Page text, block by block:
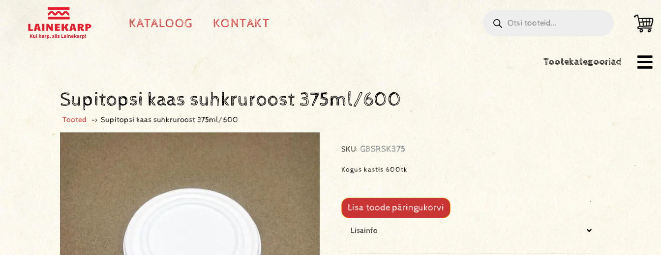
KATALOOG KONTAKT
Tootekategooriad
Supitopsi kaas suhkruroost 375ml/600
Tooted -> Supitopsi kaas suhkruroost 375ml/600
SKU: GBSRSK375
Kogus kastis 600tk
Lisa toode päringukorvi
Lisainfo